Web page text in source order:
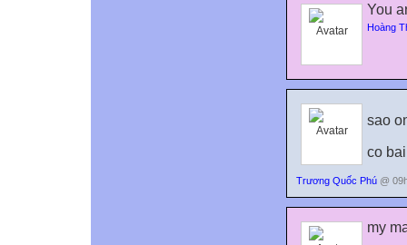
You
Hoàng
sao
co
Trương Quốc Phú @
my